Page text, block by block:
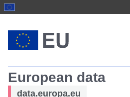
European data
data.europa.eu